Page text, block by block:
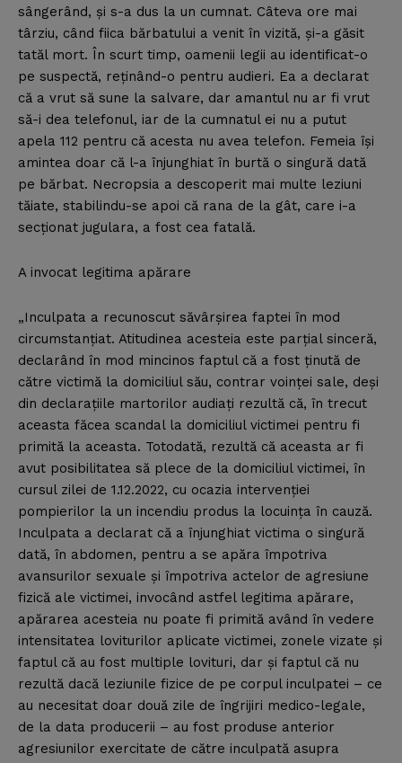
sângerând, şi s-a dus la un cumnat. Câteva ore mai
târziu, când fiica bărbatului a venit în vizită, şi-a găsit
tatăl mort. În scurt timp, oamenii legii au identificat-o
pe suspectă, reţinând-o pentru audieri. Ea a declarat
că a vrut să sune la salvare, dar amantul nu ar fi vrut
să-i dea telefonul, iar de la cumnatul ei nu a putut
apela 112 pentru că acesta nu avea telefon. Femeia îşi
amintea doar că l-a înjunghiat în burtă o singură dată
pe bărbat. Necropsia a descoperit mai multe leziuni
tăiate, stabilindu-se apoi că rana de la gât, care i-a
secţionat jugulara, a fost cea fatală.
A invocat legitima apărare
„Inculpata a recunoscut săvârşirea faptei în mod
circumstanţiat. Atitudinea acesteia este parţial sinceră,
declarând în mod mincinos faptul că a fost ţinută de
către victimă la domiciliul său, contrar voinţei sale, deşi
din declaraţiile martorilor audiaţi rezultă că, în trecut
aceasta făcea scandal la domiciliul victimei pentru fi
primită la aceasta. Totodată, rezultă că aceasta ar fi
avut posibilitatea să plece de la domiciliul victimei, în
cursul zilei de 1.12.2022, cu ocazia intervenţiei
pompierilor la un incendiu produs la locuinţa în cauză.
Inculpata a declarat că a înjunghiat victima o singură
dată, în abdomen, pentru a se apăra împotriva
avansurilor sexuale şi împotriva actelor de agresiune
fizică ale victimei, invocând astfel legitima apărare,
apărarea acesteia nu poate fi primită având în vedere
intensitatea loviturilor aplicate victimei, zonele vizate şi
faptul că au fost multiple lovituri, dar şi faptul că nu
rezultă dacă leziunile fizice de pe corpul inculpatei – ce
au necesitat doar două zile de îngrijiri medico-legale,
de la data producerii – au fost produse anterior
agresiunilor exercitate de către inculpată asupra